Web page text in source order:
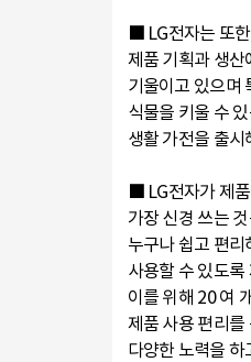
■ LG전자는 또
제품 기획과 생산
기울이고 있으며
식물을 키울 수
생활 가전을 출시
■ LG전자가 제
가장 신경 쓰는
누구나 쉽고 편
사용할 수 있도
이를 위해 20 여
제품 사용 편리를
다양한 노력을 하